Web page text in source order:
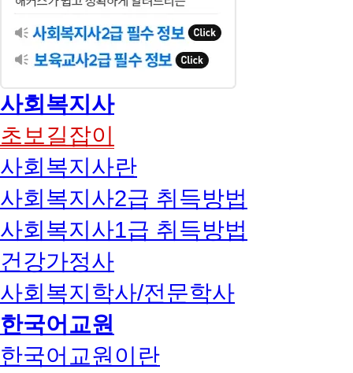
사회복지사
초보길잡이
사회복지사란
사회복지사2급 취득방법
사회복지사1급 취득방법
건강가정사
사회복지학사/전문학사
한국어교원
한국어교원이란